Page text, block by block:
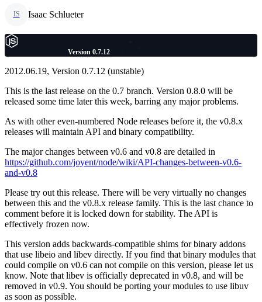
IS Isaac Schlueter
Version 0.7.12
2012.06.19, Version 0.7.12 (unstable)
This is the last release on the 0.7 branch. Version 0.8.0 will be
released some time later this week, barring any major problems.
As with other even-numbered Node releases before it, the v0.8.x
releases will maintain API and binary compatibility.
The major changes between v0.6 and v0.8 are detailed in
https://github.com/joyent/node/wiki/API-changes-between-v0.6-
and-v0.8
Please try out this release. There will be very virtually no changes
between this and the v0.8.x release family. This is the last chance to
comment before it is locked down for stability. The API is
effectively frozen now.
This version adds backwards-compatible shims for binary addons
that use libeio and libev directly. If you find that binary modules that
could compile on v0.6 can not compile on this version, please let us
know. Note that libev is officially deprecated in v0.8, and will be
removed in v0.9. You should be porting your modules to use libuv
as soon as possible.